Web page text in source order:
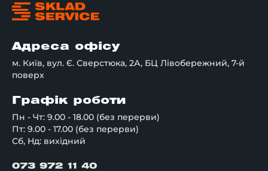
Адреса офісу
м. Київ, вул. Є. Сверстюка, 2А, БЦ Лівобережний, 7-й
поверх
Графік роботи
Пн - Чт: 9.00 - 18.00 (без перерви)
Пт: 9.00 - 17.00 (без перерви)
Сб, Нд: вихідний
073 972 11 40